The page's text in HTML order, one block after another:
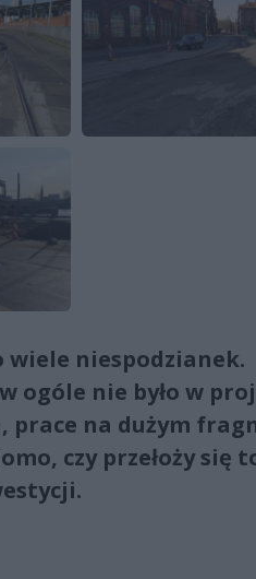
wiele niespodzianek.
nie było w
prace na dużym
czy przełoży się